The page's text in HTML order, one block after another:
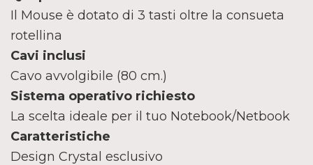
Il Mouse è dotato di 3 tasti oltre la consueta
rotellina
Cavi inclusi
Cavo avvolgibile (80 cm.)
Sistema operativo richiesto
La scelta ideale per il tuo Notebook/Netbook
Caratteristiche
Design Crystal esclusivo